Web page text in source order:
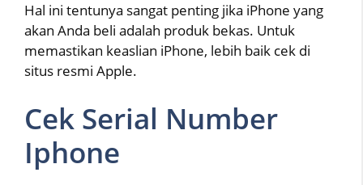
Hal ini tentunya sangat penting jika iPhone yang
akan Anda beli adalah produk bekas. Untuk
memastikan keaslian iPhone, lebih baik cek di
situs resmi Apple.
Cek Serial Number
Iphone